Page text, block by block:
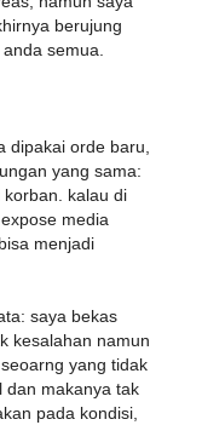
berujung
semua.
dipakai orde baru,
yang sama:
kalau di
media
menjadi
saya bekas
kesalahan namun
yang tidak
dan makanya tak
pada kondisi,